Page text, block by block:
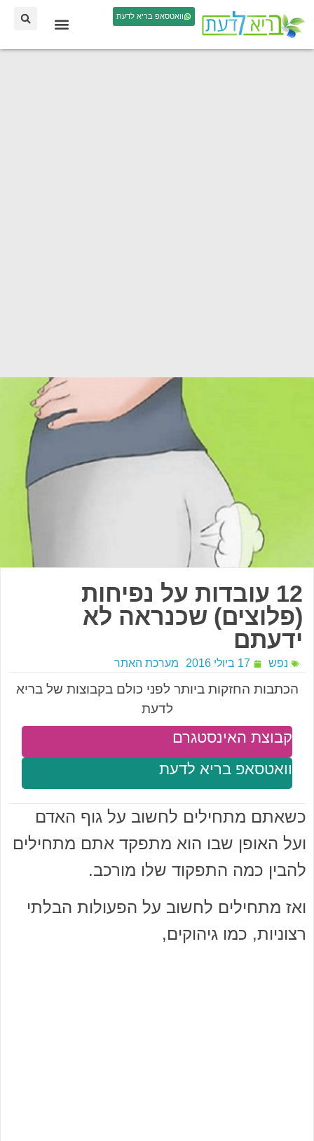
וואטסאפ בריא לדעת
12 עובדות על נפיחות
(פלוצים) שכנראה לא
ידעתם
נפש 17 ביולי 2016 מערכת האתר
הכתבות החזקות ביותר לפני כולם בקבוצות של בריא
לדעת
וואטסאפ בריא לדעת
קבוצת האינסטגרם
כשאתם מתחילים לחשוב על גוף האדם
ועל האופן שבו הוא מתפקד אתם מתחילים
להבין כמה התפקוד שלו מורכב.
ואז מתחילים לחשוב על הפעולות הבלתי
רצוניות, כמו גיהוקים,